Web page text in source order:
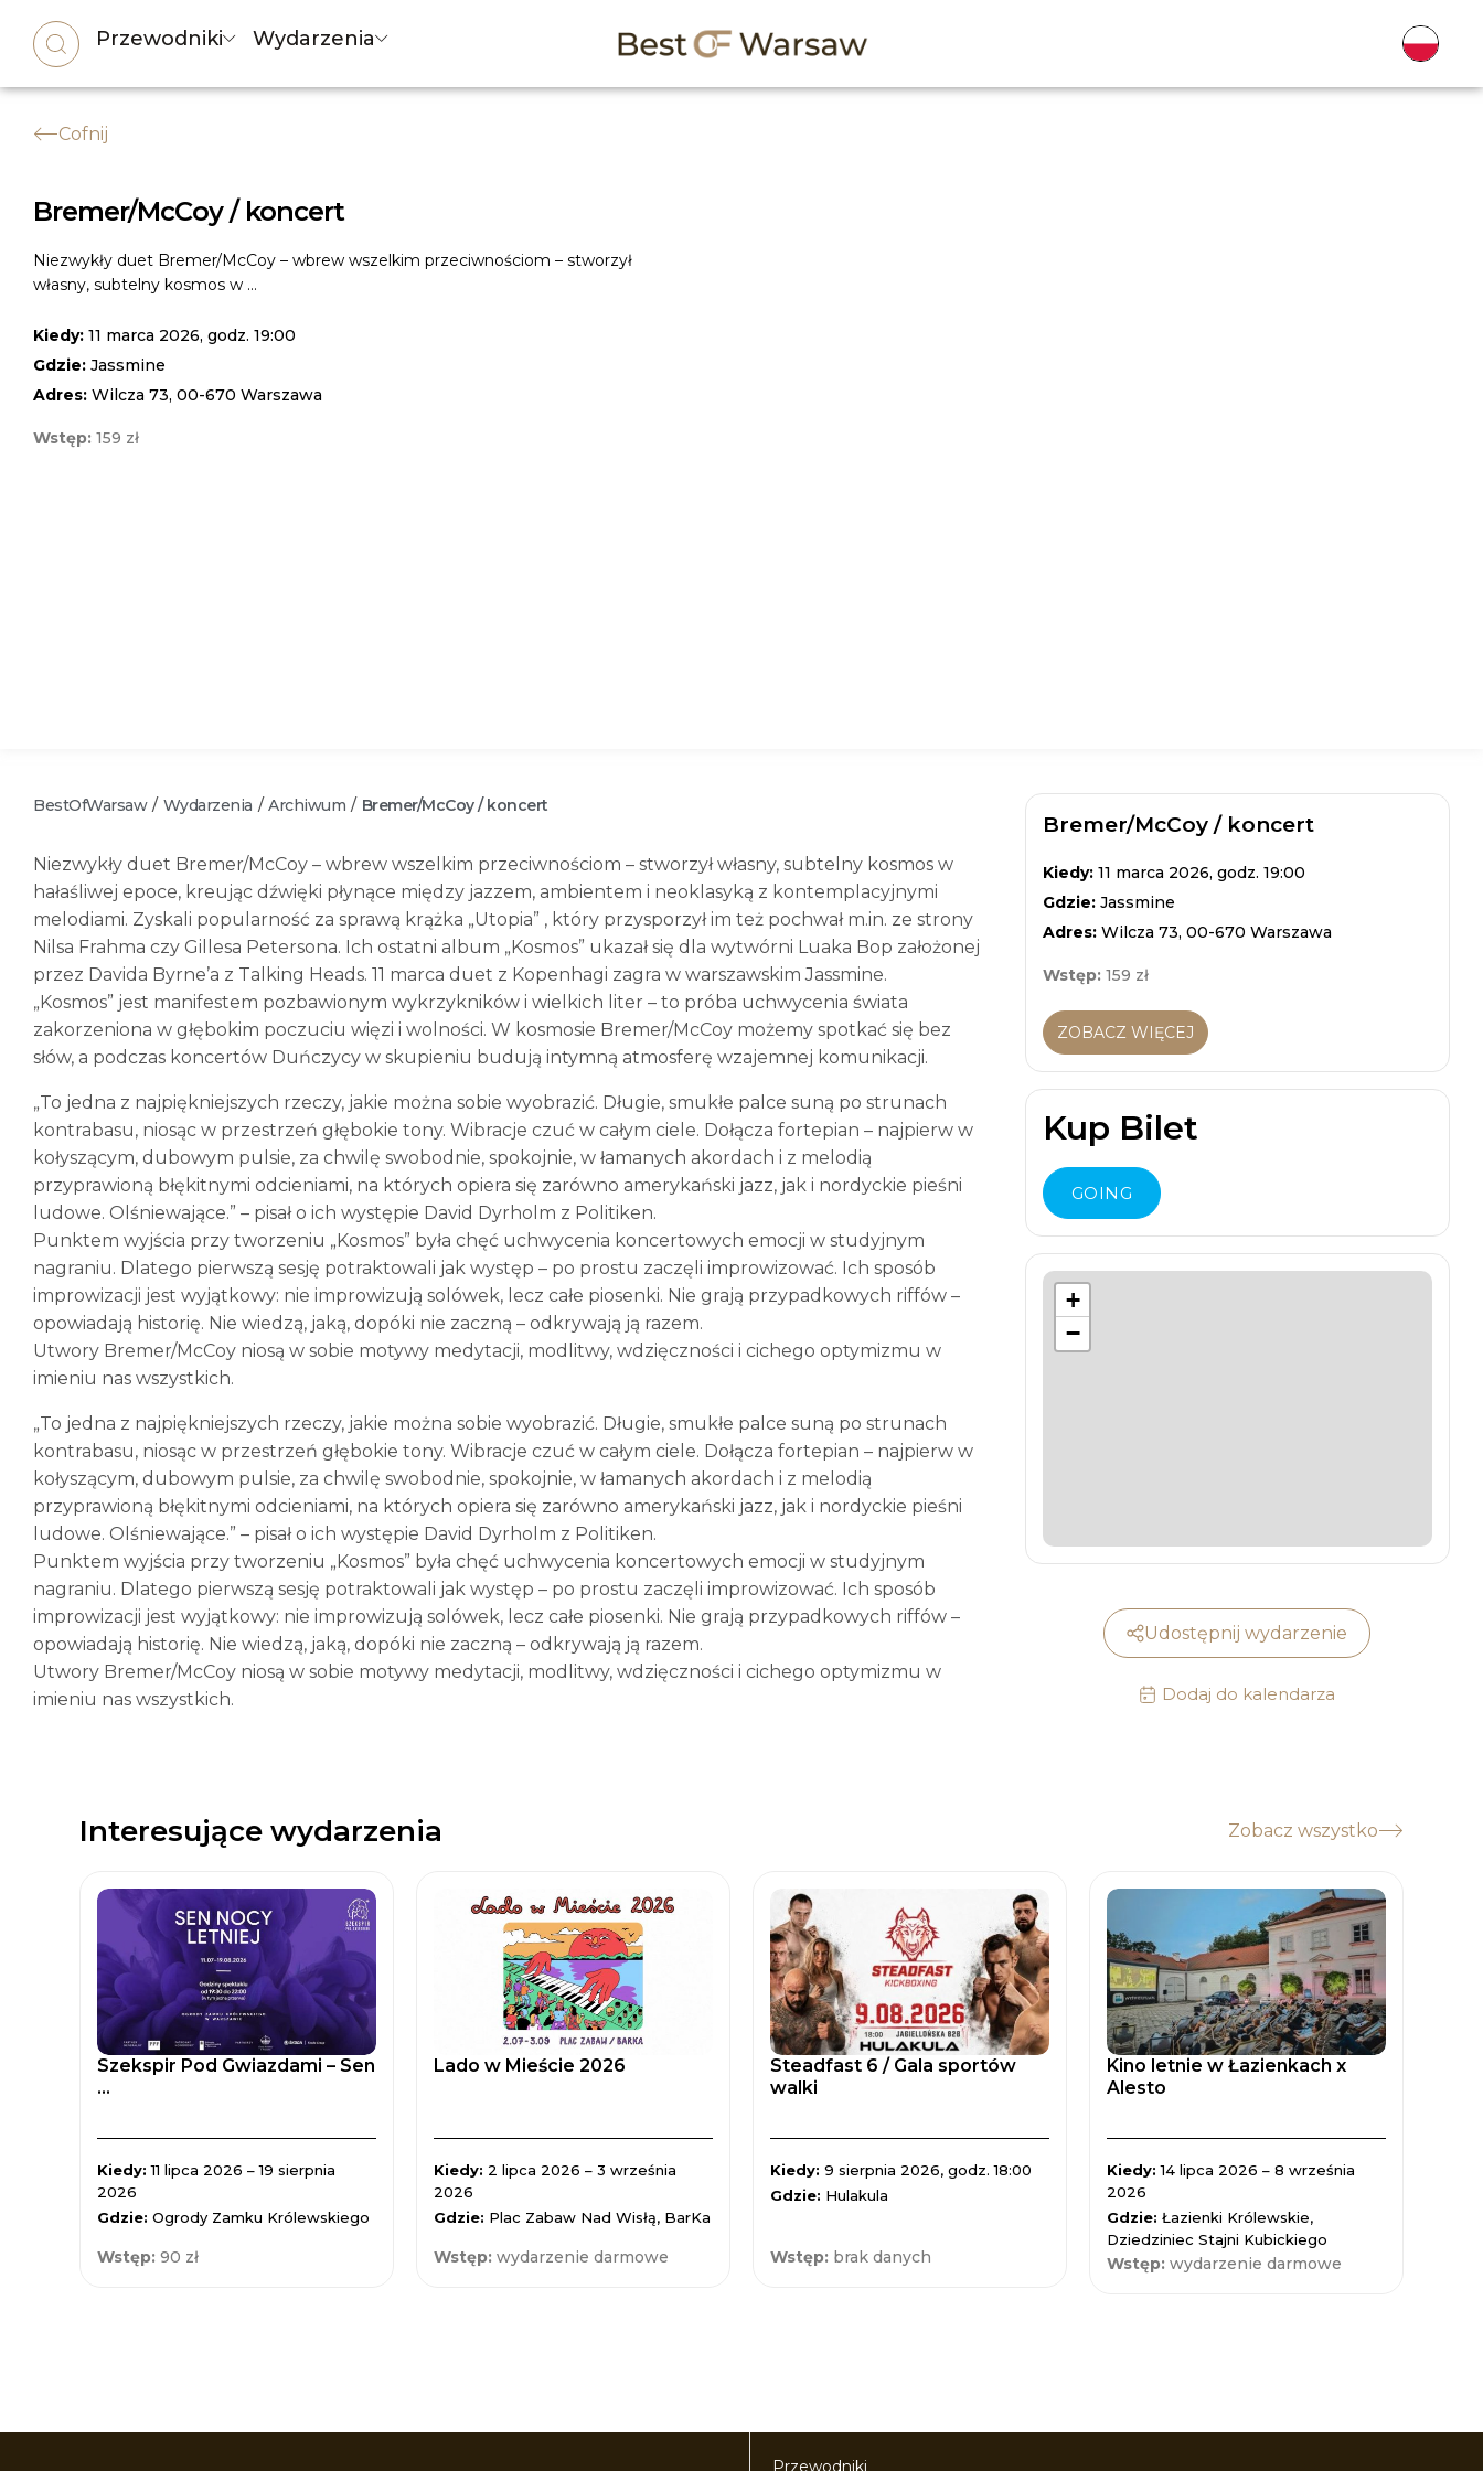
Przewodniki Wydarzenia
Cofnij
Bremer/McCoy / koncert
Niezwykły duet Bremer/McCoy – wbrew wszelkim przeciwnościom – stworzył
własny, subtelny kosmos w ...
Kiedy: 11 marca 2026, godz. 19:00
Gdzie: Jassmine
Adres: Wilcza 73, 00-670 Warszawa
Wstęp: 159 zł
BestOfWarsaw / Wydarzenia / Archiwum / Bremer/McCoy / koncert
Niezwykły duet Bremer/McCoy – wbrew wszelkim przeciwnościom – stworzył własny, subtelny kosmos w
hałaśliwej epoce, kreując dźwięki płynące między jazzem, ambientem i neoklasyką z kontemplacyjnymi
melodiami. Zyskali popularność za sprawą krążka „Utopia” , który przysporzył im też pochwał m.in. ze strony
Nilsa Frahma czy Gillesa Petersona. Ich ostatni album „Kosmos” ukazał się dla wytwórni Luaka Bop założonej
przez Davida Byrne’a z Talking Heads. 11 marca duet z Kopenhagi zagra w warszawskim Jassmine.
„Kosmos” jest manifestem pozbawionym wykrzykników i wielkich liter – to próba uchwycenia świata
zakorzeniona w głębokim poczuciu więzi i wolności. W kosmosie Bremer/McCoy możemy spotkać się bez
słów, a podczas koncertów Duńczycy w skupieniu budują intymną atmosferę wzajemnej komunikacji.
„To jedna z najpiękniejszych rzeczy, jakie można sobie wyobrazić. Długie, smukłe palce suną po strunach
kontrabasu, niosąc w przestrzeń głębokie tony. Wibracje czuć w całym ciele. Dołącza fortepian – najpierw w
kołyszącym, dubowym pulsie, za chwilę swobodnie, spokojnie, w łamanych akordach i z melodią
przyprawioną błękitnymi odcieniami, na których opiera się zarówno amerykański jazz, jak i nordyckie pieśni
ludowe. Olśniewające.” – pisał o ich występie David Dyrholm z Politiken.
Punktem wyjścia przy tworzeniu „Kosmos” była chęć uchwycenia koncertowych emocji w studyjnym
nagraniu. Dlatego pierwszą sesję potraktowali jak występ – po prostu zaczęli improwizować. Ich sposób
improwizacji jest wyjątkowy: nie improwizują solówek, lecz całe piosenki. Nie grają przypadkowych riffów –
opowiadają historię. Nie wiedzą, jaką, dopóki nie zaczną – odkrywają ją razem.
Utwory Bremer/McCoy niosą w sobie motywy medytacji, modlitwy, wdzięczności i cichego optymizmu w
imieniu nas wszystkich.
„To jedna z najpiękniejszych rzeczy, jakie można sobie wyobrazić. Długie, smukłe palce suną po strunach
kontrabasu, niosąc w przestrzeń głębokie tony. Wibracje czuć w całym ciele. Dołącza fortepian – najpierw w
kołyszącym, dubowym pulsie, za chwilę swobodnie, spokojnie, w łamanych akordach i z melodią
przyprawioną błękitnymi odcieniami, na których opiera się zarówno amerykański jazz, jak i nordyckie pieśni
ludowe. Olśniewające.” – pisał o ich występie David Dyrholm z Politiken.
Punktem wyjścia przy tworzeniu „Kosmos” była chęć uchwycenia koncertowych emocji w studyjnym
nagraniu. Dlatego pierwszą sesję potraktowali jak występ – po prostu zaczęli improwizować. Ich sposób
improwizacji jest wyjątkowy: nie improwizują solówek, lecz całe piosenki. Nie grają przypadkowych riffów –
opowiadają historię. Nie wiedzą, jaką, dopóki nie zaczną – odkrywają ją razem.
Utwory Bremer/McCoy niosą w sobie motywy medytacji, modlitwy, wdzięczności i cichego optymizmu w
imieniu nas wszystkich.
Bremer/McCoy / koncert
Kiedy: 11 marca 2026, godz. 19:00
Gdzie: Jassmine
Adres: Wilcza 73, 00-670 Warszawa
Wstęp: 159 zł
ZOBACZ WIĘCEJ
Kup Bilet
GOING
+
−
Udostępnij wydarzenie
Dodaj do kalendarza
Interesujące wydarzenia Zobacz wszystko
Szekspir Pod Gwiazdami – Sen
...
Kiedy:11 lipca 2026 – 19 sierpnia
2026
Gdzie: Ogrody Zamku Królewskiego
Wstęp: 90 zł
Lado w Mieście 2026
Kiedy: 2 lipca 2026 – 3 września
2026
Gdzie: Plac Zabaw Nad Wisłą, BarKa
Wstęp: wydarzenie darmowe
Steadfast 6 / Gala sportów
walki
Kiedy: 9 sierpnia 2026, godz. 18:00
Gdzie: Hulakula
Wstęp: brak danych
Kino letnie w Łazienkach x
Alesto
Kiedy:14 lipca 2026 – 8 września
2026
Gdzie: Łazienki Królewskie,
Dziedziniec Stajni Kubickiego
Wstęp: wydarzenie darmowe
Przewodniki